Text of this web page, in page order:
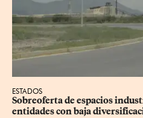
ESTADOS
Sobreoferta de espacios
entidades con baja